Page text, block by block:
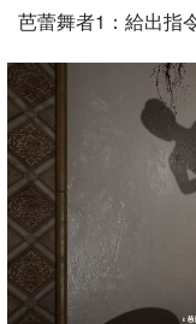
芭蕾舞者1：給出指